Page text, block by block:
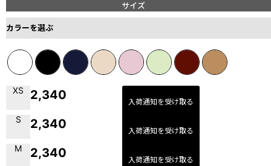
サイズ
カラーを選ぶ
XS 2,340 入荷通知を受け取る
S 2,340 入荷通知を受け取る
M 2,340 入荷通知を受け取る